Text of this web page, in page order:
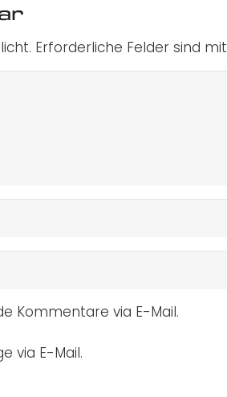
Erforderliche Felder sind mit
Kommentare via E-Mail.
via E-Mail.